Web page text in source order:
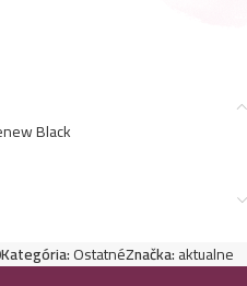
Black
Kategória:OstatnéZnačka:aktualne